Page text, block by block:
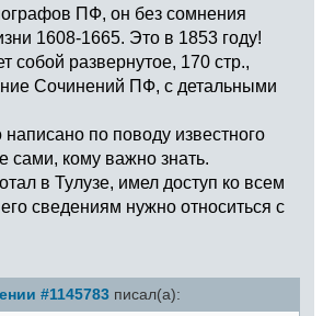
ПФ, он без сомнения
1608-1665. Это в 1853 году!
собой развернутое, 170 стр.,
Сочинений ПФ, с детальными
написано по поводу известного
сами, кому важно знать.
в Тулузе, имел доступ ко всем
сведениям нужно относиться с
#1145783 писал(а):